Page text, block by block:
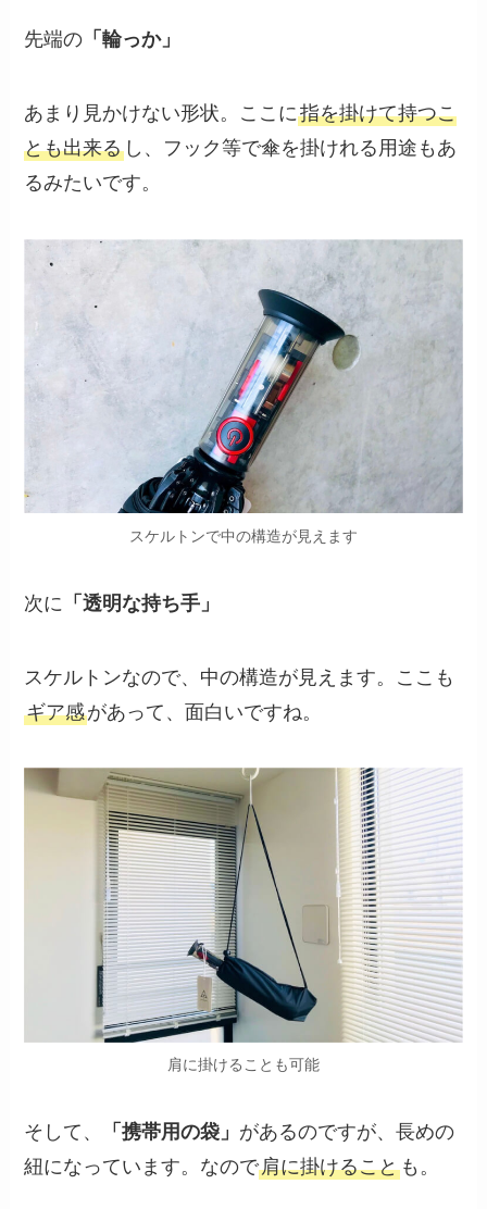
先端の 「輪っか」
あまり見かけない形状。ここに指を掛けて持つこ
とも出来る し、フック等で傘を掛けれる用途もあ
るみたいです。
スケルトンで中の構造が見えます
次に 「透明な持ち手」
スケルトンなので、中の構造が見えます。ここも
ギア感があって、面白いですね。
肩に掛けることも可能
そして、 「携帯用の袋」 があるのですが、長めの
紐になっています。なので肩に掛けること も。